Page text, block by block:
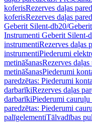
koferisRezerves daļas
koferisRezerves daļas
Geberit Silent-db20/
Instrumenti Geberit Silent-
instrumentiRezerves daļas
instrumentiPiederumi
metināšanasRezerves
metināšanasPiederumi
paredzētas: Piederumi
darbarīkiRezerves daļas
darbarīkiPiederumi cauruļu
paredzētas: Piederumi
palīgelementiTālvadības